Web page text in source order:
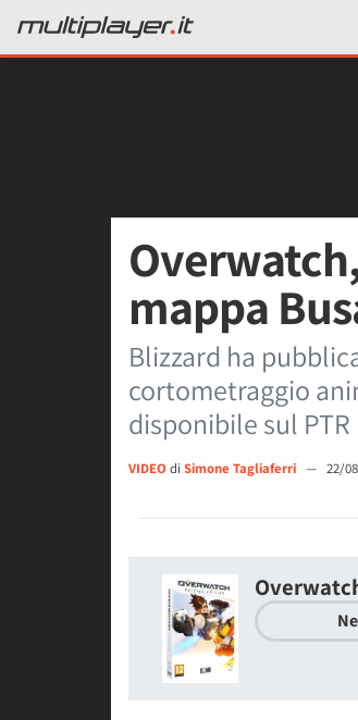
mappa
Blizzard ha
cortometraggio
disponibile sul PTR
VIDEO di Simone Tagliaferri — 22/